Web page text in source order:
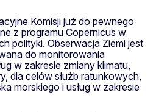
Komisji już do pewnego
z programu Copernicus w
polityki. Obserwacja Ziemi jest
do monitorowania
w zakresie zmiany klimatu,
dla celów służb ratunkowych,
morskiego i usług w zakresie